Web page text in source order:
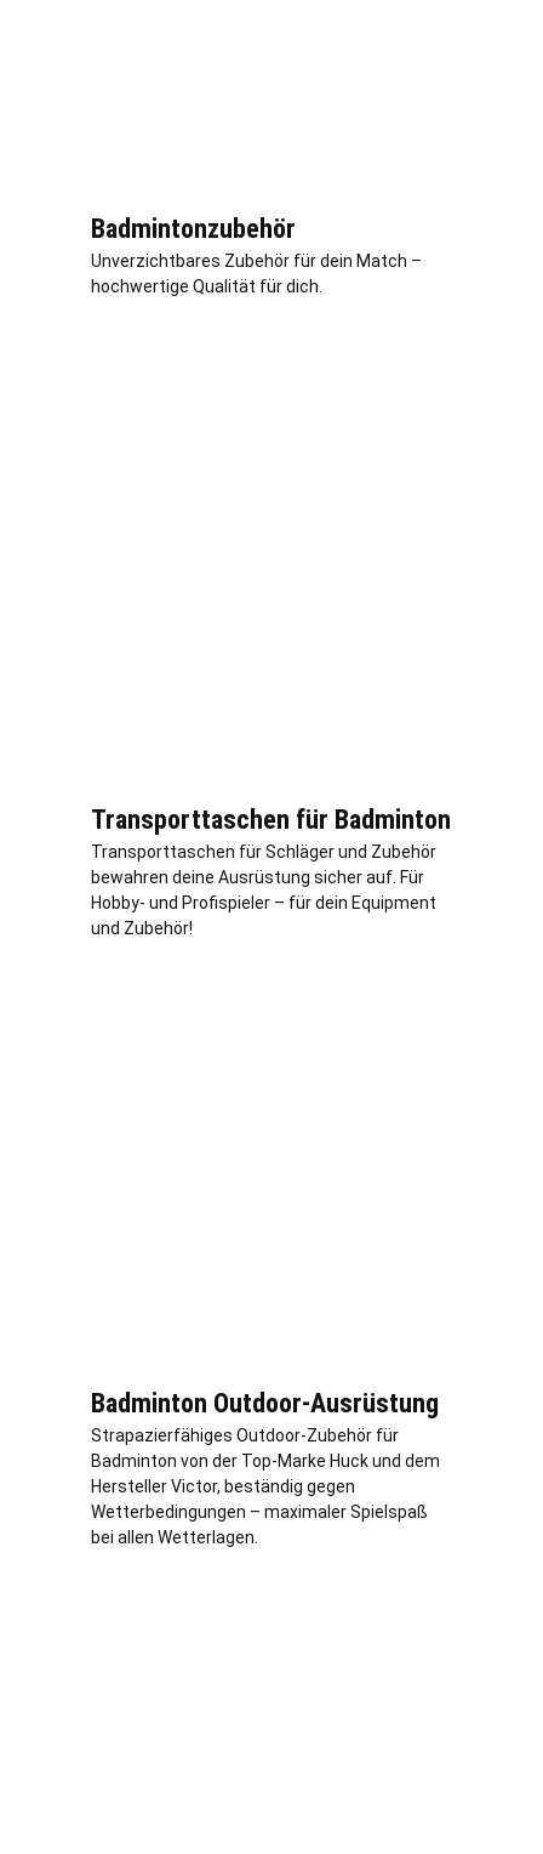
Badmintonzubehör
Unverzichtbares Zubehör für dein Match –
hochwertige Qualität für dich.
Transporttaschen für Badminton
Transporttaschen für Schläger und Zubehör
bewahren deine Ausrüstung sicher auf. Für
Hobby- und Profispieler – für dein Equipment
und Zubehör!
Badminton Outdoor-Ausrüstung
Strapazierfähiges Outdoor-Zubehör für
Badminton von der Top-Marke Huck und dem
Hersteller Victor, beständig gegen
Wetterbedingungen – maximaler Spielspaß
bei allen Wetterlagen.